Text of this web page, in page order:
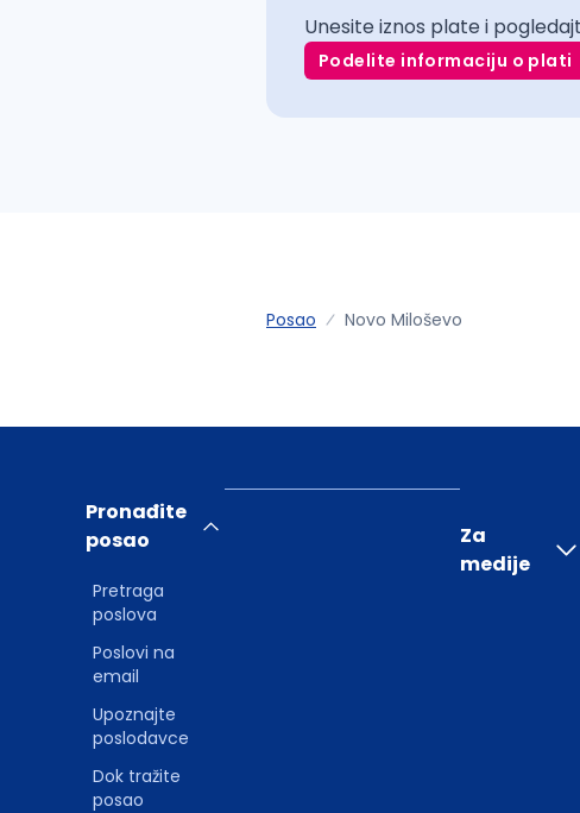
Unesite iznos plate i
Podelite informaciju o plati
Posao Novo Miloševo
Pronađite
posao
Pretraga
poslova
Poslovi na
email
Upoznajte
poslodavce
Dok tražite
posao
Za
medije